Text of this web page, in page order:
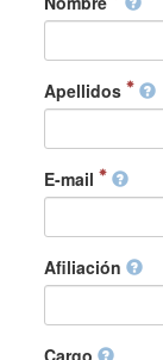
Apellidos
E-mail
Afiliación
Cargo